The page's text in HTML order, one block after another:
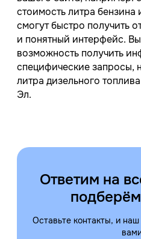
стоимость литра
смогут быстро получить
и понятный интерфейс.
возможность получить
специфические запросы,
литра дизельного
Эл.
Ответим на
Оставьте контакты, и